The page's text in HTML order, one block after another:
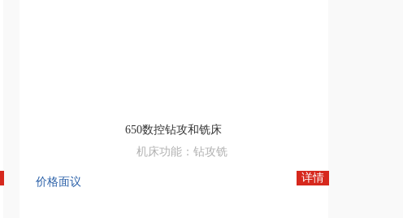
650数控钻攻和铣床
机床功能：钻攻铣
价格面议 详情